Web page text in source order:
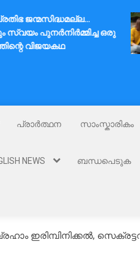
ജന്മസിദ്ധമല്ല…
പുനർനിർമ്മിച്ച ഒരു
വിജയകഥ
പ്രാർത്ഥന സാംസ്കാരികം
NEWS ബന്ധപെടുക
ഇരിമ്പിനിക്കൽ,